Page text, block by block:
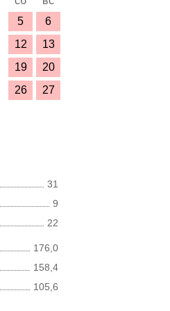
5
6
12
13
19
20
26
27
31
9
22
176,0
158,4
105,6